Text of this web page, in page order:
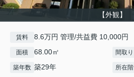
【外観】
賃料 8.6万円 管理/共益費 10,000円
面積 68.00㎡ 間取り
築年数 築29年 所在階